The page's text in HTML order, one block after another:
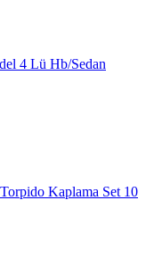
4 Lü Hb/Sedan
Kaplama Set 10